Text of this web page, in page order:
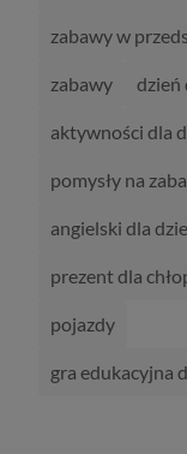
zabawy w
zabawy dzień
aktywności dla
pomysły na
angielski dla
prezent dla
pojazdy
gra edukacyjna